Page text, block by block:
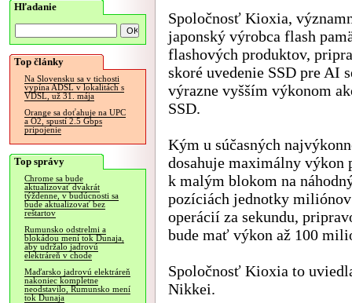
Hľadanie
Top články
Na Slovensku sa v tichosti
vypína ADSL v lokalitách s
VDSL, už 31. mája
Orange sa doťahuje na UPC
a O2, spustí 2.5 Gbps
pripojenie
Top správy
Chrome sa bude
aktualizovať dvakrát
týždenne, v budúcnosti sa
bude aktualizovať bez
reštartov
Rumunsko odstrelmi a
blokádou mení tok Dunaja,
aby udržalo jadrovú
elektráreň v chode
Maďarsko jadrovú elektráreň
nakoniec kompletne
neodstavilo, Rumunsko mení
tok Dunaja
Spoločnosť Kioxia,
japonský výrobca flash
flashových produktov,
skoré uvedenie SSD pre AI
výrazne vyšším výkonom
SSD.
Kým u súčasných
dosahuje maximálny výkon
k malým blokom na
pozíciách jednotky
operácií za sekundu,
bude mať výkon až 100
Spoločnosť Kioxia to
Nikkei.